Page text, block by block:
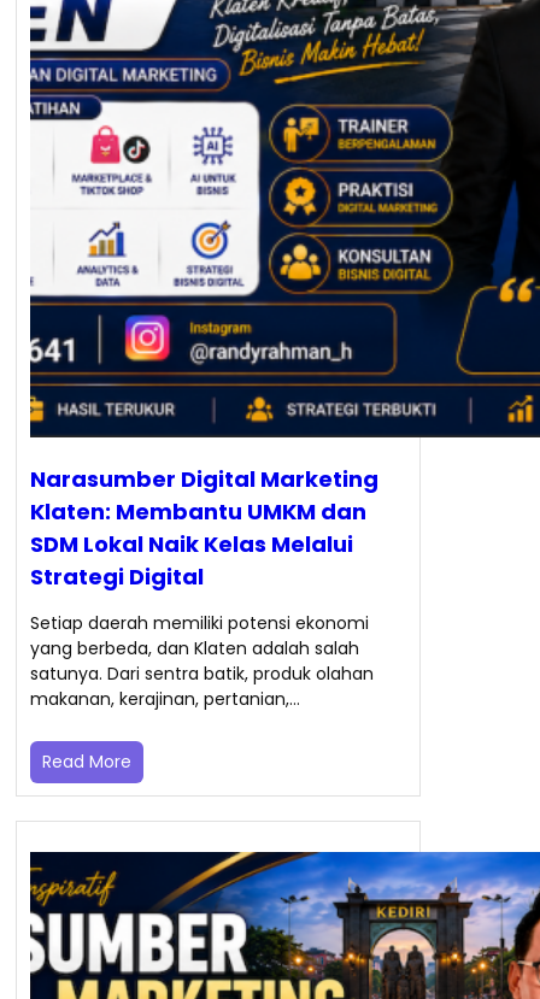
Narasumber Digital Marketing
Klaten: Membantu UMKM dan
SDM Lokal Naik Kelas Melalui
Strategi Digital
Setiap daerah memiliki potensi ekonomi
yang berbeda, dan Klaten adalah salah
satunya. Dari sentra batik, produk olahan
makanan, kerajinan, pertanian,…
Read More